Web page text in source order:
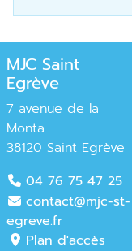
MJC Saint
Egrève
7 avenue de la
Monta
38120 Saint Egrève
04 76 75 47 25
contact@mjc-st-
egreve.fr
Plan d'accès